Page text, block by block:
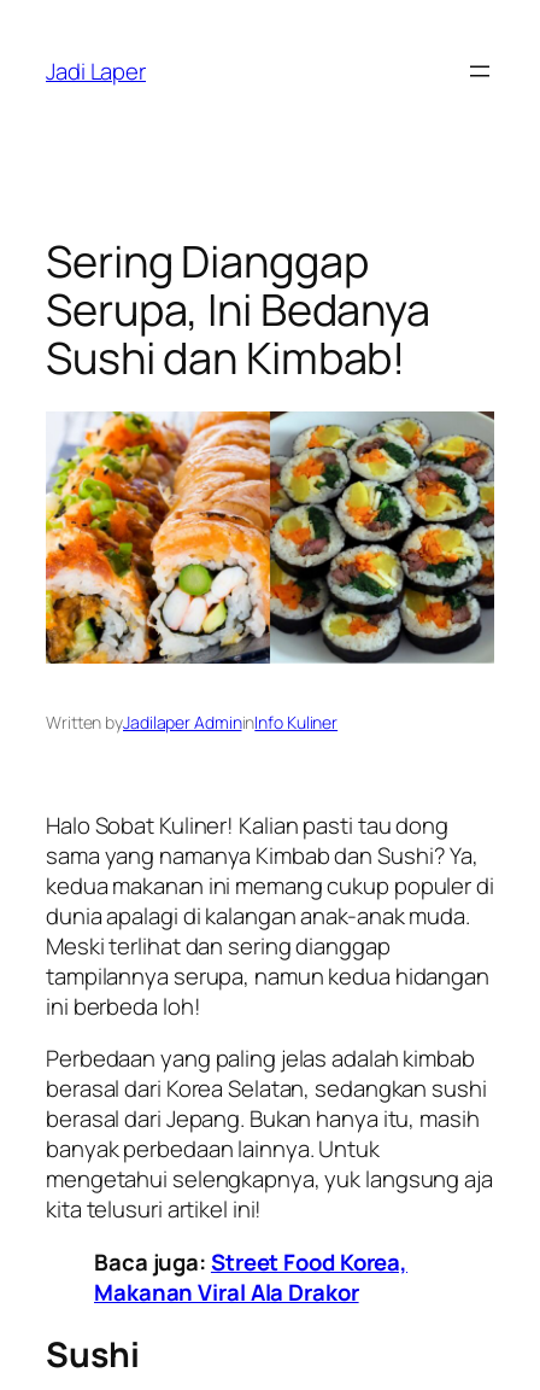
content
Jadi Laper
Sering Dianggap
Serupa, Ini Bedanya
Sushi dan Kimbab!
Written byJadilaper AdmininInfo Kuliner
HaloSobat Kuliner! Kalian pasti tau dong
sama yang namanya Kimbab dan Sushi? Ya,
kedua makanan ini memang cukup populer di
dunia apalagi di kalangan anak-anak muda.
Meski terlihat dan sering dianggap
tampilannya serupa, namun kedua hidangan
ini berbeda loh!
Perbedaan yang paling jelas adalah kimbab
berasal dari Korea Selatan, sedangkan sushi
berasal dari Jepang. Bukan hanya itu, masih
banyak perbedaan lainnya. Untuk
mengetahui selengkapnya, yuk langsung aja
kita telusuri artikel ini!
Baca juga:Street Food Korea,
Makanan Viral Ala Drakor
Sushi